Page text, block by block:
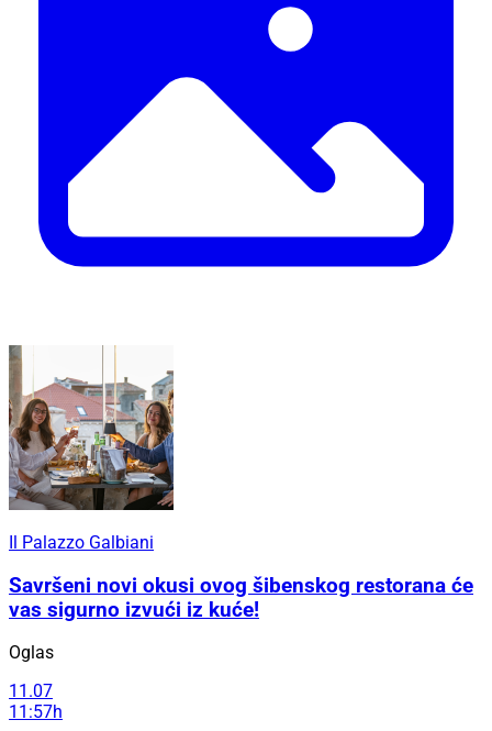
Il Palazzo Galbiani
Savršeni novi okusi ovog šibenskog restorana će
vas sigurno izvući iz kuće!
Oglas
11.07
11:57h